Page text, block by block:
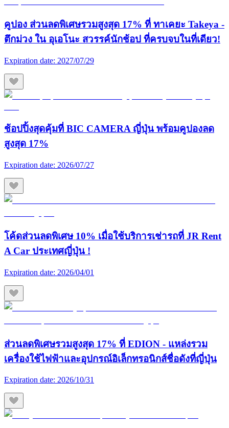
คูปอง ส่วนลดพิเศษรวมสูงสุด 17% ที่ ทาเคยะ Takeya -
ตึกม่วง ใน อุเอโนะ สวรรค์นักช้อป ที่ครบจบในที่เดียว!
Expiration date: 2027/07/29
ช้อปปิ้งสุดคุ้มที่ BIC CAMERA ญี่ปุ่น พร้อมคูปองลด
สูงสุด 17%
Expiration date: 2026/07/27
โค้ดส่วนลดพิเศษ 10% เมื่อใช้บริการเช่ารถที่ JR Rent
A Car ประเทศญี่ปุ่น !
Expiration date: 2026/04/01
ส่วนลดพิเศษรวมสูงสุด 17% ที่ EDION - แหล่งรวม
เครื่องใช้ไฟฟ้าและอุปกรณ์อิเล็กทรอนิกส์ชื่อดังที่ญี่ปุ่น
Expiration date: 2026/10/31